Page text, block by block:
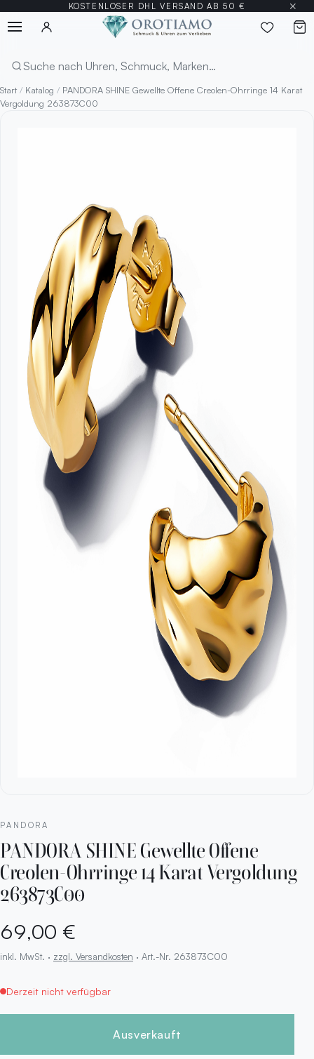
KOSTENLOSER DHL VERSAND AB 50 € ×
Suchen
Start / Katalog / PANDORA SHINE Gewellte Offene Creolen-Ohrringe 14 Karat
Vergoldung 263873C00
PANDORA
PANDORA SHINE Gewellte Offene
Creolen-Ohrringe 14 Karat Vergoldung
263873C00
69,00 €
inkl. MwSt. · zzgl. Versandkosten · Art.-Nr. 263873C00
Derzeit nicht verfügbar
Ausverkauft